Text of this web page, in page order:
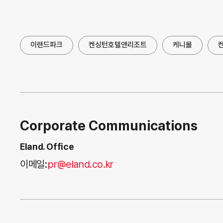
이랜드파크 켄싱턴호텔앤리조트 케니몰
Corporate Communications
Eland. Office
이메일:pr@eland.co.kr